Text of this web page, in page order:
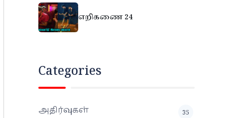
எறிகணை 24
Categories
அதிர்வுகள் 35